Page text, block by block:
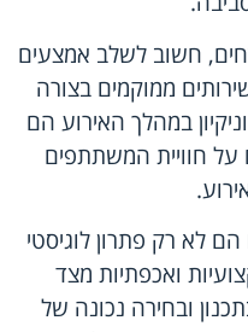
חשוב לשלב אמצעים
ממוקמים בצורה
במהלך האירוע הם
חוויית המשתתפים
לא רק פתרון לוגיסטי
ואכפתיות מצד
ובחירה נכונה של